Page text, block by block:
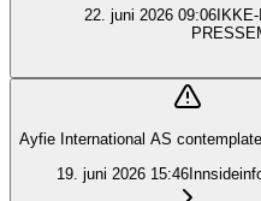
22. juni 2026 09:06IKKE-
Ayfie International AS
19. juni 2026 15:46